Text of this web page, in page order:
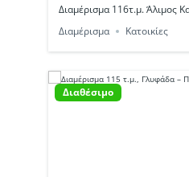
Διαμέρισμα 116τ.μ. Άλιμος
Διαμέρισμα
Κατοικίες
Διαθέσιμο